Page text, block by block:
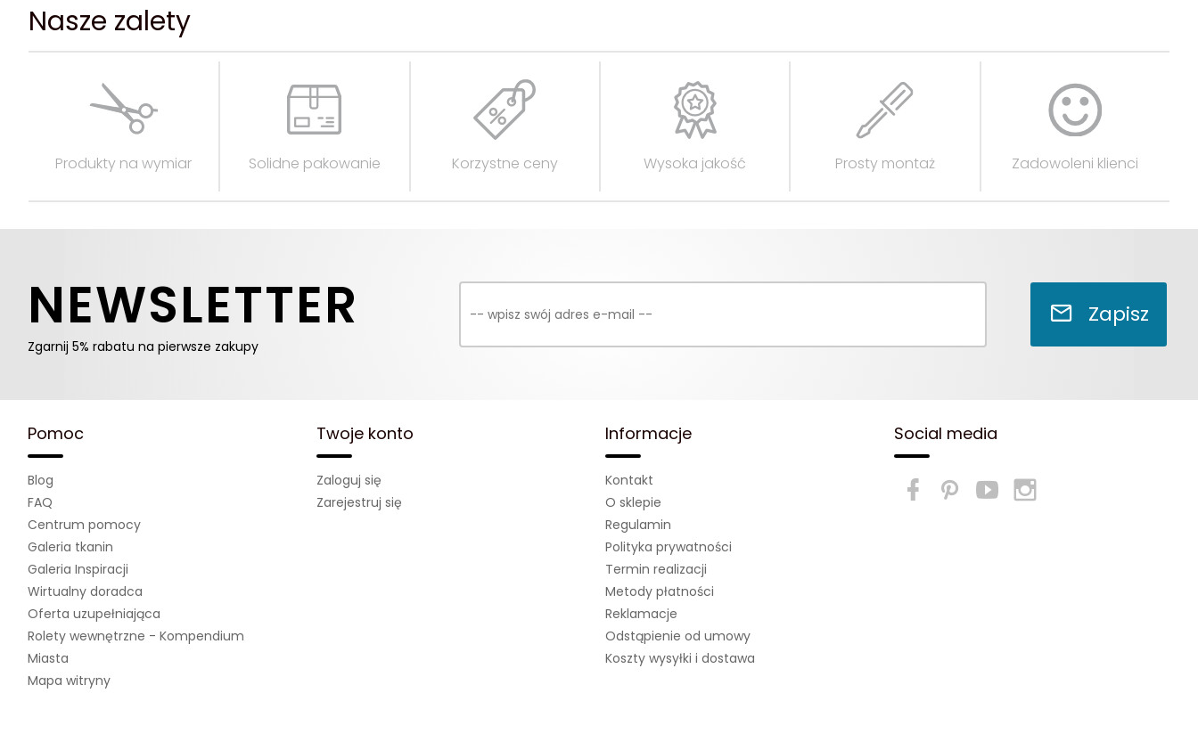
Nasze zalety
Produkty na wymiar Solidne pakowanie Korzystne ceny Wysoka jakość Prosty montaż Zadowoleni klienci
NEWSLETTER
Zgarnij 5% rabatu na pierwsze zakupy
Zapisz
Pomoc
Blog
Mapa witryny
FAQ
Centrum pomocy
Galeria tkanin
Galeria Inspiracji
Wirtualny doradca
Oferta uzupełniająca
Rolety wewnętrzne - Kompendium
Miasta
Twoje konto
Zaloguj się
Zarejestruj się
Informacje
Kontakt
O sklepie
Regulamin
Polityka prywatności
Termin realizacji
Metody płatności
Reklamacje
Odstąpienie od umowy
Koszty wysyłki i dostawa
Social media